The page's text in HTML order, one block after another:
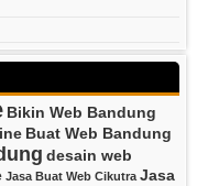
Bikin Web Bandung
Buat Web Bandung
desain web
Jasa Buat Web Cikutra Jasa